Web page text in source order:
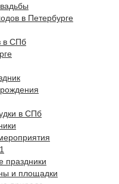
в Петербурге
в СПб
в СПб
праздники
и площадки